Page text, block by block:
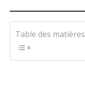
Table des matières